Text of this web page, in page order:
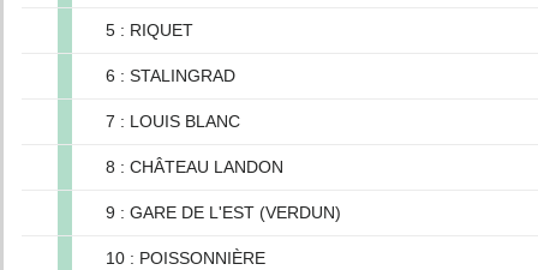
5 : RIQUET
6 : STALINGRAD
7 : LOUIS BLANC
8 : CHÂTEAU LANDON
9 : GARE DE L'EST (VERDUN)
10 : POISSONNIÈRE